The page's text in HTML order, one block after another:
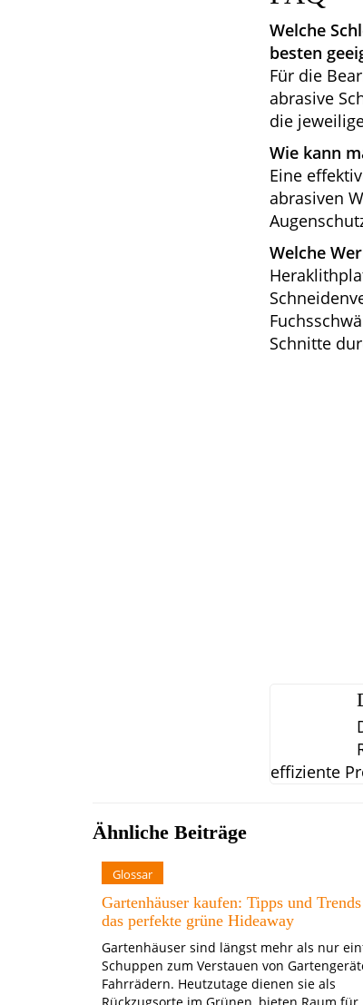
Welche
besten
Für die
abrasive
die
Wie kann
Eine
abrasiven
Welche
Schnitte
effiziente
Ähnliche Beiträge
Glossar
Gartenhäuser kaufen: Tipps und
das perfekte grüne Hideaway
Gartenhäuser sind längst mehr als nur
Schuppen zum Verstauen von
Fahrrädern. Heutzutage dienen sie als